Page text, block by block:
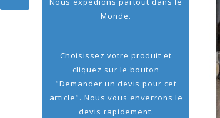
Monde.
Choisissez votre produit et
cliquez sur le bouton
"Demander un devis pour cet
article". Nous vous enverrons le
devis rapidement.